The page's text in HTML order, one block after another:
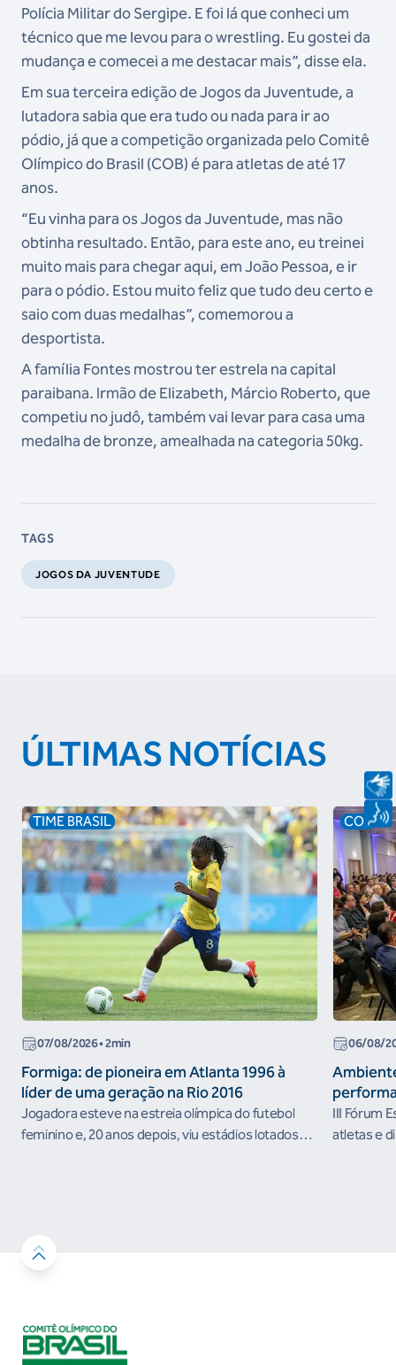
Polícia Militar do Sergipe. E foi lá que conheci um
técnico que me levou para o wrestling. Eu gostei da
mudança e comecei a me destacar mais”, disse ela.
Em sua terceira edição de Jogos da Juventude, a
lutadora sabia que era tudo ou nada para ir ao
pódio, já que a competição organizada pelo Comitê
Olímpico do Brasil (COB) é para atletas de até 17
anos.
“Eu vinha para os Jogos da Juventude, mas não
obtinha resultado. Então, para este ano, eu treinei
muito mais para chegar aqui, em João Pessoa, e ir
para o pódio. Estou muito feliz que tudo deu certo e
saio com duas medalhas”, comemorou a
desportista.
A família Fontes mostrou ter estrela na capital
paraibana. Irmão de Elizabeth, Márcio Roberto, que
competiu no judô, também vai levar para casa uma
medalha de bronze, amealhada na categoria 50kg.
TAGS
JOGOS DA JUVENTUDE
ÚLTIMAS NOTÍCIAS
TIME BRASIL
07/08/2026• 2min
Formiga: de pioneira em Atlanta 1996 à
líder de uma geração na Rio 2016
Jogadora esteve na estreia olímpica do futebol
feminino e, 20 anos depois, viu estádios lotados
COB
06/08/
III Fórum
atletas e